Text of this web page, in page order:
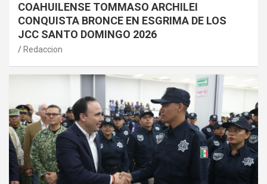
COAHUILENSE TOMMASO ARCHILEI
CONQUISTA BRONCE EN ESGRIMA DE LOS
JCC SANTO DOMINGO 2026
Redaccion